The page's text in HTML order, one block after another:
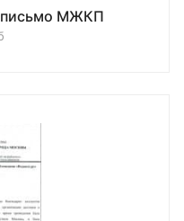
письмо МЖКП